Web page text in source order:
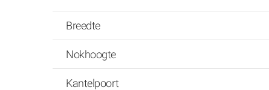
Breedte
Nokhoogte
Kantelpoort